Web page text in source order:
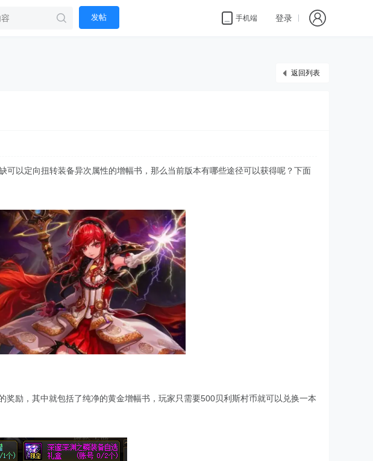
发帖 手机端 登录
返回列表
以定向扭转装备异次属性的增幅书，那么当前版本有哪些途径可以获得呢？下面
励，其中就包括了纯净的黄金增幅书，玩家只需要500贝利斯村币就可以兑换一本